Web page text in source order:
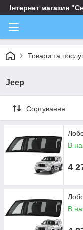
Інтернет магазин
Товари та
Jeep
Сортування
В
4
В